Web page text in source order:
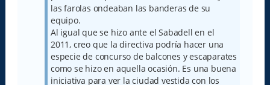
las farolas ondeaban las banderas de su
equipo.
Al igual que se hizo ante el Sabadell en el
2011, creo que la directiva podría hacer una
especie de concurso de balcones y escaparates
como se hizo en aquella ocasión. Es una buena
iniciativa para ver la ciudad vestida con los